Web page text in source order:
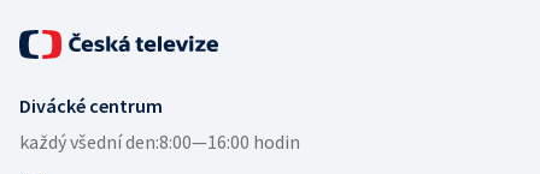
Divácké centrum
každý všední den:8:00—16:00 hodin